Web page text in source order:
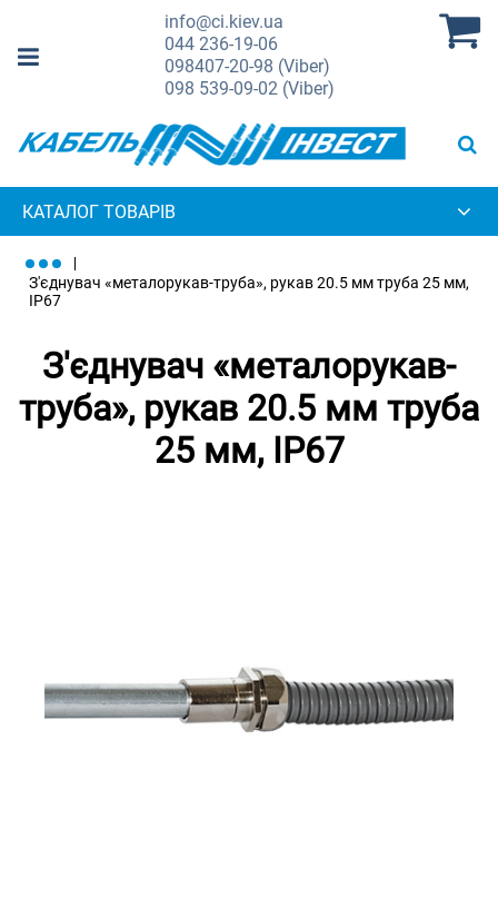
info@ci.kiev.ua
044236-19-06
098407-20-98 (Viber)
098 539-09-02 (Viber)
КАТАЛОГ ТОВАРІВ
З'єднувач «металорукав-труба», рукав 20.5 мм труба 25 мм,
IP67
З'єднувач «металорукав-
труба», рукав 20.5 мм труба
25 мм, IP67